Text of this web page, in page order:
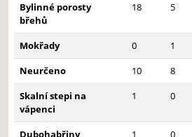
Bylinné porosty
břehů
18 5
Mokřady 0 1
Neurčeno
10 8
Skalní stepi na
vápenci
1 0
Dubohabřiny 1 0